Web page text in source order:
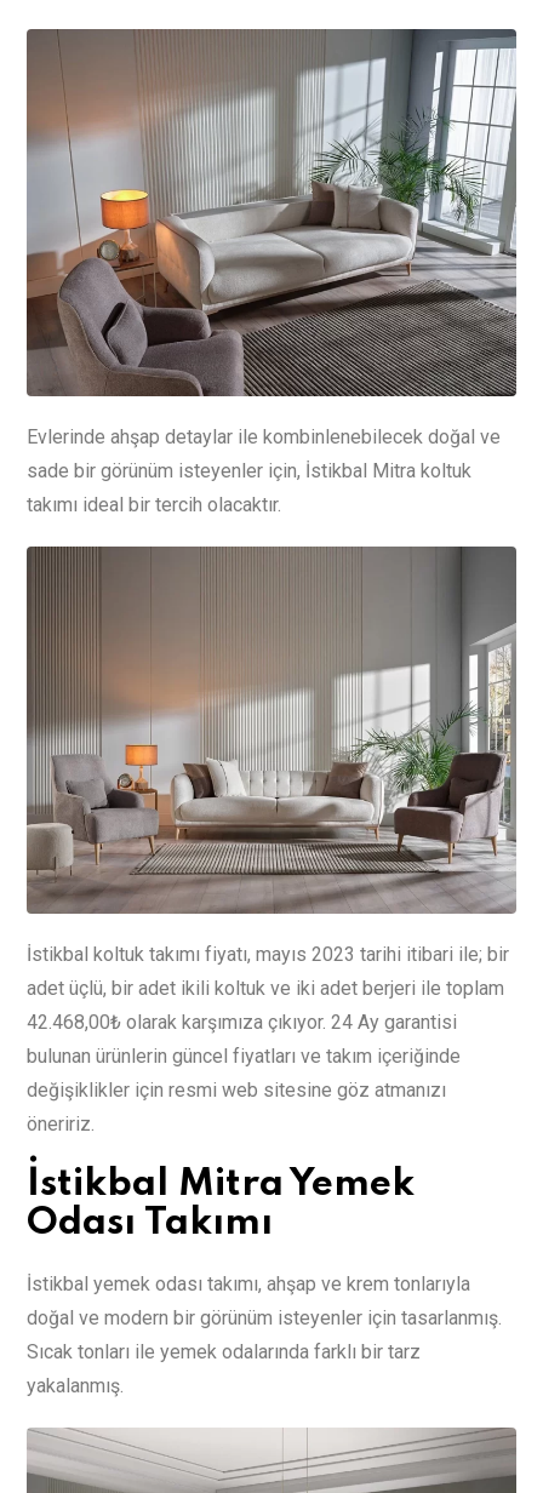
Evlerinde ahşap detaylar ile kombinlenebilecek doğal ve
sade bir görünüm isteyenler için, İstikbal Mitra koltuk
takımı ideal bir tercih olacaktır.
İstikbal koltuk takımı fiyatı, mayıs 2023 tarihi itibari ile; bir
adet üçlü, bir adet ikili koltuk ve iki adet berjeri ile toplam
42.468,00₺ olarak karşımıza çıkıyor. 24 Ay garantisi
bulunan ürünlerin güncel fiyatları ve takım içeriğinde
değişiklikler için resmi web sitesine göz atmanızı
öneririz.
İstikbal Mitra Yemek
Odası Takımı
İstikbal yemek odası takımı, ahşap ve krem tonlarıyla
doğal ve modern bir görünüm isteyenler için tasarlanmış.
Sıcak tonları ile yemek odalarında farklı bir tarz
yakalanmış.